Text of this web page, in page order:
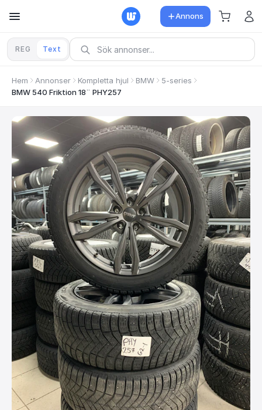
Annons
REG Text
Hem Annonser Kompletta hjul BMW
5-series
BMW 540 Friktion 18¨ PHY257